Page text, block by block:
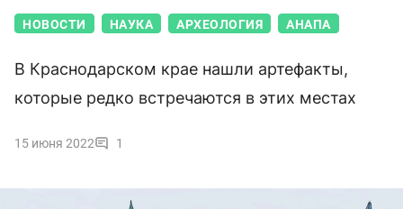
НОВОСТИ НАУКА АРХЕОЛОГИЯ АНАПА
В Краснодарском крае нашли артефакты,
которые редко встречаются в этих местах
15 июня 2022 1